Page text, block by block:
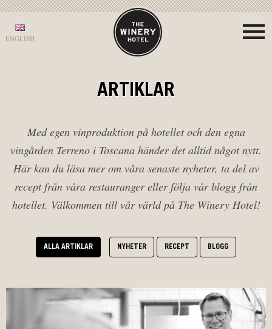
ENGLISH
ARTIKLAR
Med egen vinproduktion på hotellet och den egna
vingården Terreno i Toscana händer det alltid något nytt.
Här kan du läsa mer om våra senaste nyheter, ta del av
recept från våra restauranger eller följa vår blogg från
hotellet. Välkommen till vår värld på The Winery Hotel!
ALLA ARTIKLAR NYHETER RECEPT BLOGG